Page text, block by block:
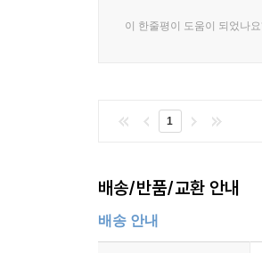
이 한줄평이 도움이 되었나
1
배송/반품/교환 안내
배송 안내